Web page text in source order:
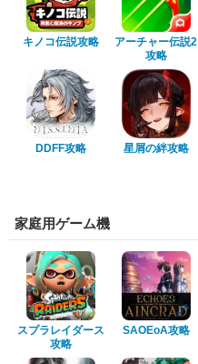
キノコ伝説攻略
アーチャー伝説2
攻略
DDFF攻略 星屑の絆攻略
家庭用ゲーム機
スプラレイダース
攻略
SAOEoA攻略